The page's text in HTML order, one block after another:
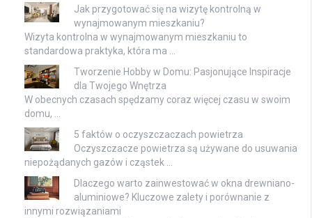
Jak przygotować się na wizytę kontrolną w
wynajmowanym mieszkaniu?
Wizyta kontrolna w wynajmowanym mieszkaniu to
standardowa praktyka, która ma …
Tworzenie Hobby w Domu: Pasjonujące Inspiracje
dla Twojego Wnętrza
W obecnych czasach spędzamy coraz więcej czasu w swoim
domu, …
5 faktów o oczyszczaczach powietrza
Oczyszczacze powietrza są używane do usuwania
niepożądanych gazów i cząstek …
Dlaczego warto zainwestować w okna drewniano-
aluminiowe? Kluczowe zalety i porównanie z
innymi rozwiązaniami